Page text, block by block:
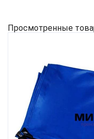
Просмотренные